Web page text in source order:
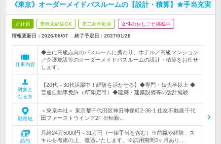
《東京》オーダーメイドバスルームの【設計・積算】★手当充実
正社員 業種未経験OK 第二新卒歓迎 女性のおしごと掲載中
情報更新日：2026/08/07 終了予定日： 2027/01/28
仕事内容
◆主に高級志向のバスルームに携わり、ホテル／高級マンション
／介護施設等のオーダーメイドバスルームの設計・積算をお任せ
します。
対象と
なる方
【20代～30代活躍中！経験を活かせる】◆専門・短大卒以上 ◆
普通自動車免許（AT限定可）◆建築・建築設備等の設計経験
勤務地
＜東京本社＞ 東京都千代田区神田神保町2-36-1 住友不動産千代
田ファーストウイング2F ※転勤…
給与
月給24万5000円～31万円（一律手当を含む）※前職や経験、ス
キルを考慮の上、優遇いたします。※試用期間3ヶ月あり…